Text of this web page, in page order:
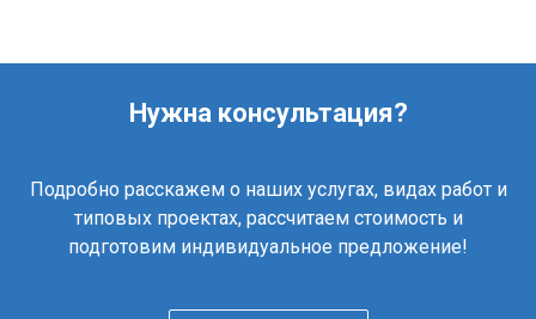
Нужна консультация?
Подробно расскажем о наших услугах, видах работ и
типовых проектах, рассчитаем стоимость и
подготовим индивидуальное предложение!